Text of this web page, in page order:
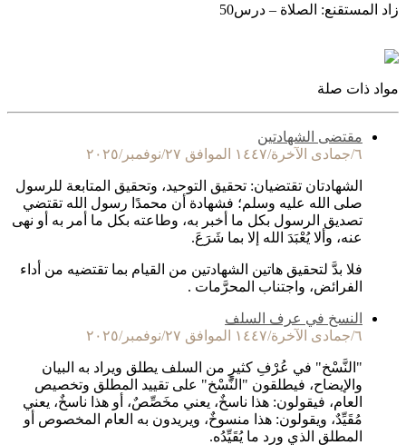
زاد المستقنع: الصلاة – درس50
مواد ذات صلة
مقتضى الشهادتين
٦/جمادى الآخرة/١٤٤٧ الموافق ٢٧/نوفمبر/٢٠٢٥
الشهادتان تقتضيان: تحقيق التوحيد، وتحقيق المتابعة للرسول
صلى الله عليه وسلم؛ فشهادة أن محمدًا رسول الله تقتضي
تصديق الرسول بكل ما أخبر به، وطاعته بكل ما أمر به أو نهى
عنه، وألا يُعْبَدَ الله إلا بما شَرَعَ.
فلا بدَّ لتحقيق هاتين الشهادتين من القيام بما تقتضيه من أداء
الفرائض، واجتناب المحرَّمات .
النسخ في عرف السلف
٦/جمادى الآخرة/١٤٤٧ الموافق ٢٧/نوفمبر/٢٠٢٥
"النَّسْخ" في عُرْفِ كثيرٍ من السلف يطلق ويراد به البيان
والإيضاح، فيطلقون "النَّسْخ" على تقييد المطلق وتخصيص
العام، فيقولون: هذا ناسخٌ، يعني مخَصِّصٌ، أو هذا ناسخٌ، يعني
مُقَيِّدٌ، ويقولون: هذا منسوخٌ، ويريدون به العام المخصوص أو
المطلق الذي ورد ما يُقَيِّدُه.